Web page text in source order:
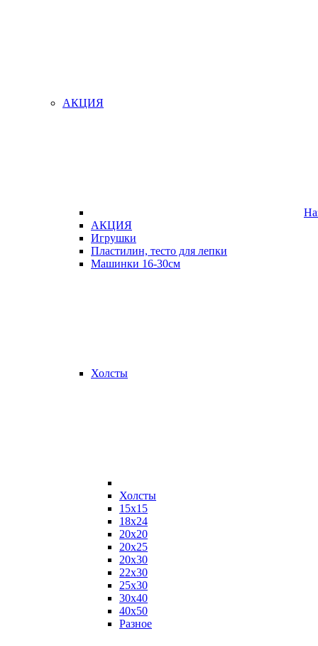
АКЦИЯ
АКЦИЯ
Игрушки
Пластилин, тесто для лепки
Машинки 16-30см
Холсты
Холсты
15х15
18х24
20х20
20х25
20х30
22х30
25х30
30х40
40х50
Разное